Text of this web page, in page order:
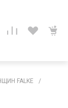
FALKE
/